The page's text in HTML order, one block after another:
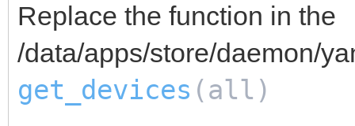
Replace the function in the
/data/apps/store/daemon/
get_devices (all)